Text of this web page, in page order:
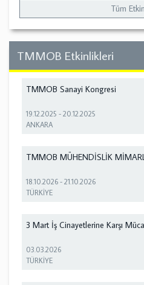
Tüm
TMMOB Etkinlikleri
TMMOB Sanayi Kongresi
19.12.2025 -20.12.2025
ANKARA
TMMOB MÜHENDİSLİK
18.10.2026 -21.10.2026
TÜRKİYE
3 Mart İş Cinayetlerine Karşı
03.03.2026
TÜRKİYE